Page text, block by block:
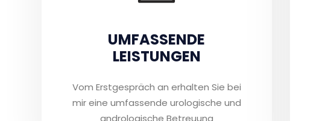
UMFASSENDE
LEISTUNGEN
Vom Erstgespräch an erhalten Sie bei
mir eine umfassende urologische und
andrologische Betreuung